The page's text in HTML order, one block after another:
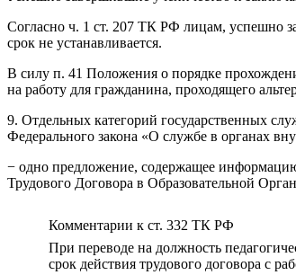
Согласно ч. 1 ст. 207 ТК РФ лицам, успешно
срок не устанавливается.
В силу п. 41 Положения о порядке
на работу для гражданина, проходящего
9. Отдельных категорий государственных
Федерального закона «О службе в органах
− одно предложение, содержащее
Трудового Договора в Образовательной
Комментарии к ст. 332 ТК РФ
При переводе на должность
срок действия трудового договора с